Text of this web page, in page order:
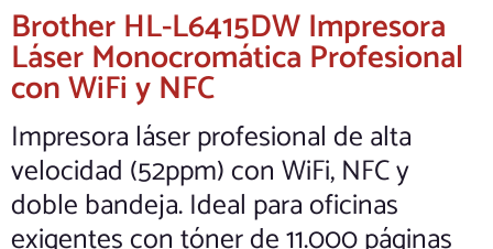
Brother HL-L6415DW Impresora
Láser Monocromática Profesional
con WiFi y NFC
Impresora láser profesional de alta
velocidad (52ppm) con WiFi, NFC y
doble bandeja. Ideal para oficinas
exigentes con tóner de 11.000 páginas